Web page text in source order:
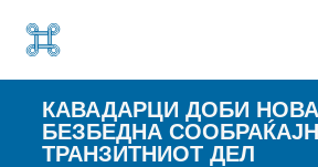
КАВАДАРЦИ ДОБИ
БЕЗБЕДНА
ТРАНЗИТНИОТ ДЕЛ